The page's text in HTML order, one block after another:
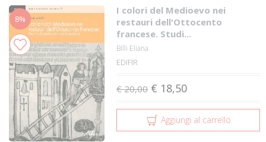
8%
I colori del Medioevo nei
restauri dell'Ottocento
francese. Studi...
Billi Eliana
EDIFIR
€ 20,00 € 18,50
Aggiungi al carrello